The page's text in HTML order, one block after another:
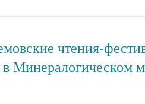
чтения-
Минералогическом